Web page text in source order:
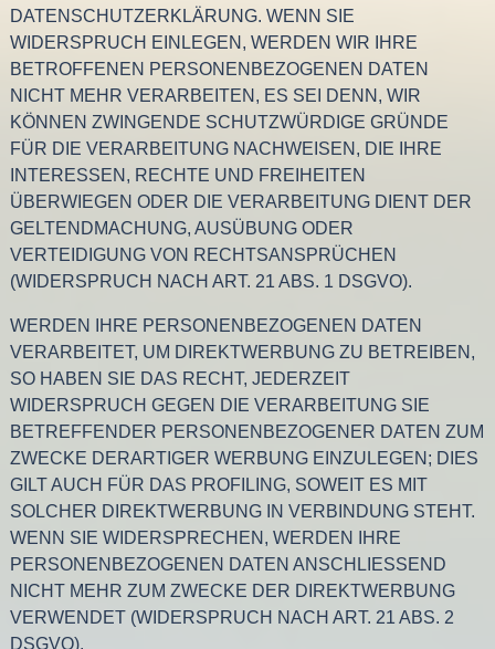
DATENSCHUTZERKLÄRUNG. WENN SIE
WIDERSPRUCH EINLEGEN, WERDEN WIR IHRE
BETROFFENEN PERSONENBEZOGENEN DATEN
NICHT MEHR VERARBEITEN, ES SEI DENN, WIR
KÖNNEN ZWINGENDE SCHUTZWÜRDIGE GRÜNDE
FÜR DIE VERARBEITUNG NACHWEISEN, DIE IHRE
INTERESSEN, RECHTE UND FREIHEITEN
ÜBERWIEGEN ODER DIE VERARBEITUNG DIENT DER
GELTENDMACHUNG, AUSÜBUNG ODER
VERTEIDIGUNG VON RECHTSANSPRÜCHEN
(WIDERSPRUCH NACH ART. 21 ABS. 1 DSGVO).
WERDEN IHRE PERSONENBEZOGENEN DATEN
VERARBEITET, UM DIREKTWERBUNG ZU BETREIBEN,
SO HABEN SIE DAS RECHT, JEDERZEIT
WIDERSPRUCH GEGEN DIE VERARBEITUNG SIE
BETREFFENDER PERSONENBEZOGENER DATEN ZUM
ZWECKE DERARTIGER WERBUNG EINZULEGEN; DIES
GILT AUCH FÜR DAS PROFILING, SOWEIT ES MIT
SOLCHER DIREKTWERBUNG IN VERBINDUNG STEHT.
WENN SIE WIDERSPRECHEN, WERDEN IHRE
PERSONENBEZOGENEN DATEN ANSCHLIESSEND
NICHT MEHR ZUM ZWECKE DER DIREKTWERBUNG
VERWENDET (WIDERSPRUCH NACH ART. 21 ABS. 2
DSGVO).